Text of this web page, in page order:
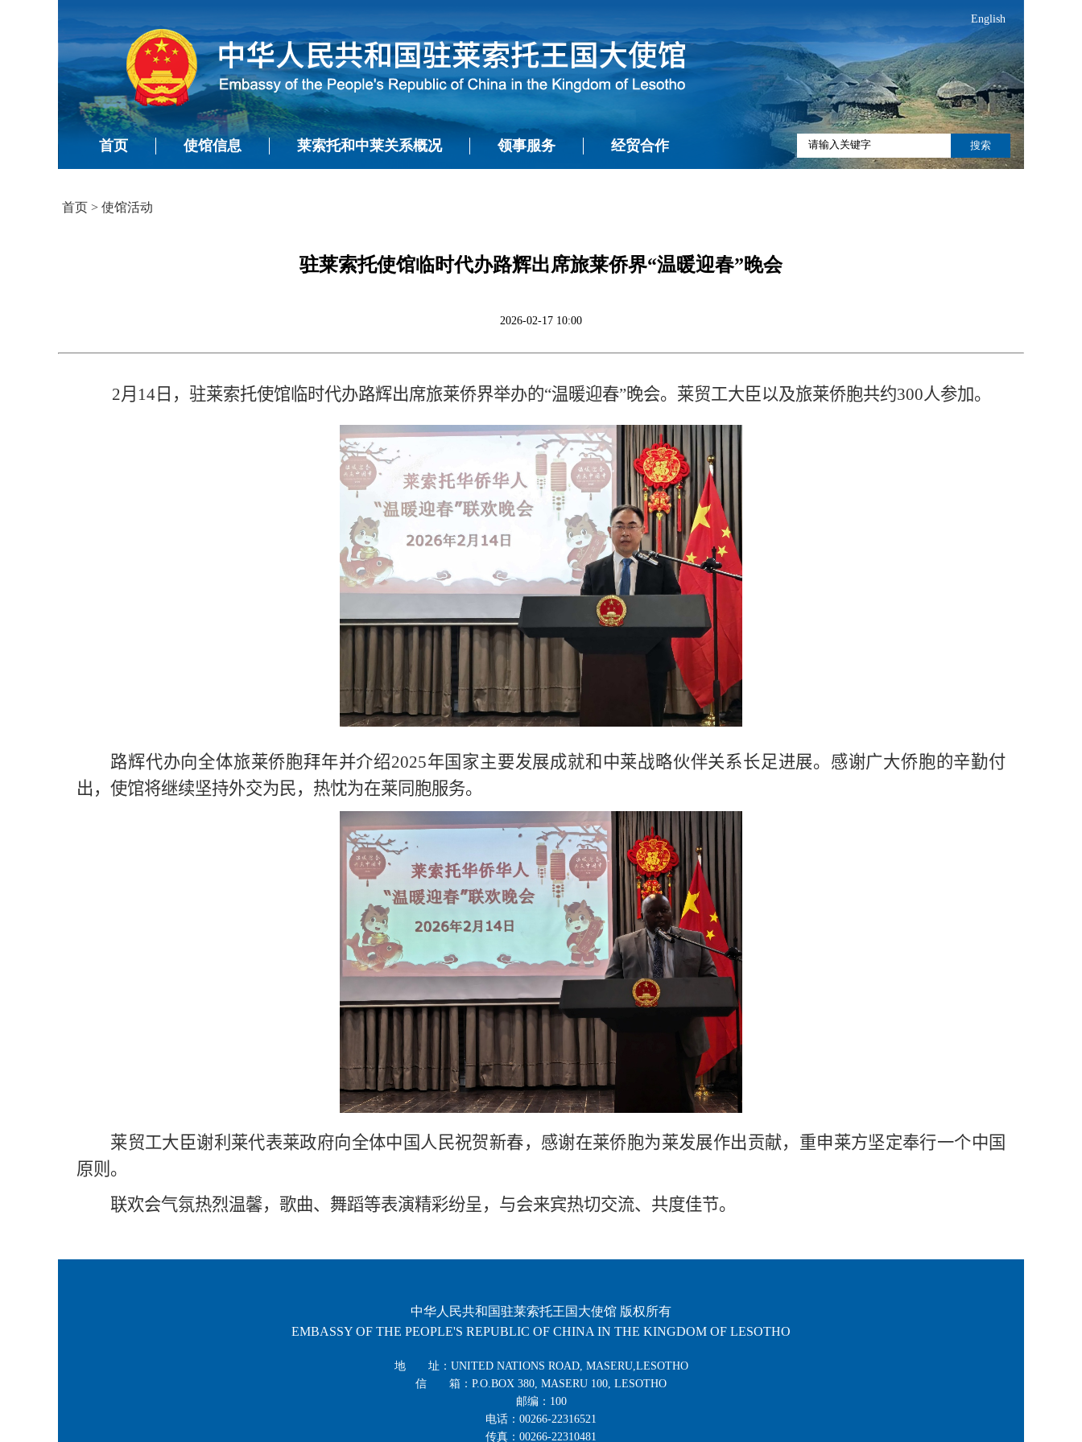
English
首页 使馆信息 莱索托和中莱关系概况 领事服务 经贸合作 搜索
首页 > 使馆活动
驻莱索托使馆临时代办路辉出席旅莱侨界“温暖迎春”晚会
2026-02-17 10:00
2月 14 日，驻莱索托使馆临时代办路辉出席旅莱侨界举办的“温暖迎春”晚会。莱贸工大臣以及旅莱侨胞共约300人参加。
路辉代办向全体旅莱侨胞拜年并介绍2025年国家主要发展成就和中莱战略伙伴关系长足进展。感谢广大侨胞的辛勤付
出，使馆将继续坚持外交为民，热忱为在莱同胞服务。
莱贸工大臣谢利莱代表莱政府向全体中国人民祝贺新春，感谢在莱侨胞为莱发展作出贡献，重申莱方坚定奉行一个中国
原则。
联欢会气氛热烈温馨，歌曲、舞蹈等表演精彩纷呈，与会来宾热切交流、共度佳节。
中华人民共和国驻莱索托王国大使馆 版权所有
EMBASSY OF THE PEOPLE'S REPUBLIC OF CHINA IN THE KINGDOM OF LESOTHO
地 址：UNITED NATIONS ROAD, MASERU,LESOTHO
信 箱：P.O.BOX 380, MASERU 100, LESOTHO
邮编：100
电话：00266-22316521
传真：00266-22310481